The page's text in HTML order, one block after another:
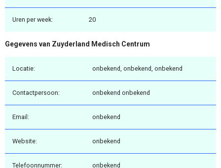
Uren per week: 20
Gegevens van Zuyderland Medisch Centrum
Locatie: onbekend, onbekend, onbekend
Contactpersoon: onbekend onbekend
Email: onbekend
Website: onbekend
Telefoonnummer: onbekend